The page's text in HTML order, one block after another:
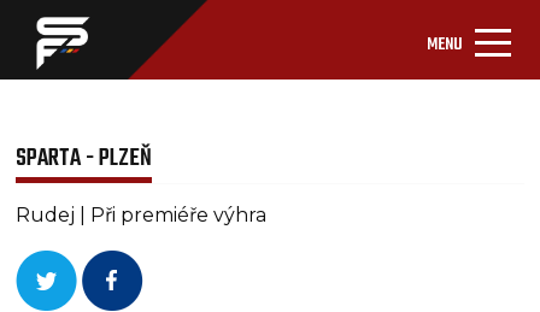
MENU
SPARTA - PLZEŇ
Rudej | Při premiéře výhra